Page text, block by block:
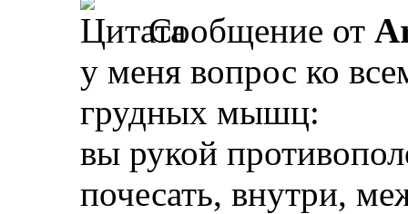
Сообщение от
у меня вопрос ко
грудных мышц:
вы рукой
почесать, внутри,